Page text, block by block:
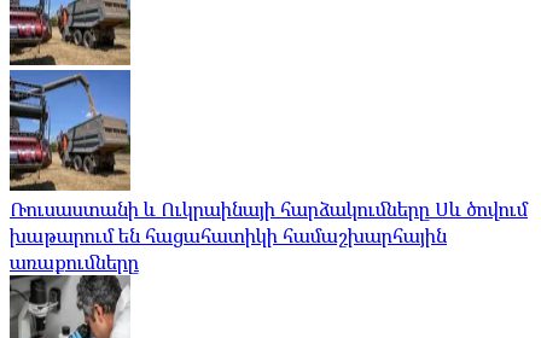
Ռուսաստանի և Ուկրաինայի հարձակումները Սև ծովում
խաթարում են հացահատիկի համաշխարհային
առաքումները